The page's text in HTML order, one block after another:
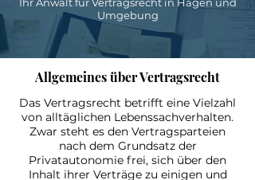
Umgebung
Allgemeines über Vertragsrecht
Das Vertragsrecht betrifft eine Vielzahl
von alltäglichen Lebenssachverhalten.
Zwar steht es den Vertragsparteien
nach dem Grundsatz der
Privatautonomie frei, sich über den
Inhalt ihrer Verträge zu einigen und